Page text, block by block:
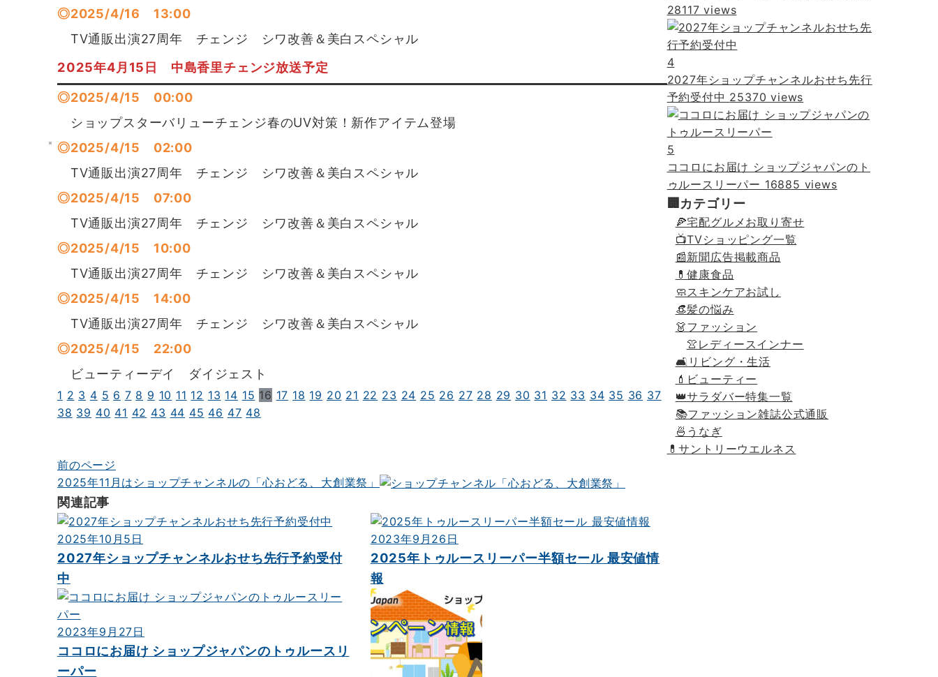
◎2025/4/16 13:00
TV通販出演27周年 チェンジ シワ改善＆美白スペシャル
2025年4月15日 中島香里チェンジ放送予定
◎2025/4/15 00:00
ショップスターバリューチェンジ春のUV対策！新作アイテム登場
◎2025/4/15 02:00
TV通販出演27周年 チェンジ シワ改善＆美白スペシャル
◎2025/4/15 07:00
TV通販出演27周年 チェンジ シワ改善＆美白スペシャル
◎2025/4/15 10:00
TV通販出演27周年 チェンジ シワ改善＆美白スペシャル
◎2025/4/15 14:00
TV通販出演27周年 チェンジ シワ改善＆美白スペシャル
◎2025/4/15 22:00
ビューティーデイ ダイジェスト
1 2 3 4 5 6 7 8 9 10 11 12 13 14 15 16 17 18 19 20 21 22 23 24 25 26 27 28 29 30 31 32 33 34 35 36 37
38 39 40 41 42 43 44 45 46 47 48
投
稿
ナ
ビ
ゲ
ー
シ
ョ
ン
前のページ
2025年11月はショップチャンネルの「心おどる、大創業祭」
関連記事
2025年10月5日
2027年ショップチャンネルおせち先行予約受付
中
2023年9月26日
2025年トゥルースリーパー半額セール 最安値情
報
2023年9月27日
ココロにお届け ショップジャパンのトゥルースリ
ーパー
28117 views
4
2027年ショップチャンネルおせち先行
予約受付中 25370 views
5
ココロにお届け ショップジャパンのト
ゥルースリーパー 16885 views
🏢カテゴリー
🍕宅配グルメお取り寄せ
📺TVショッピング一覧
📰新聞広告掲載商品
💊健康食品
🧼スキンケアお試し
👒髪の悩み
👗ファッション
👚レディースインナー
🛋リビング・生活
💄ビューティー
👑サラダバー特集一覧
📚ファッション雑誌公式通販
🍜うなぎ
💊サントリーウエルネス